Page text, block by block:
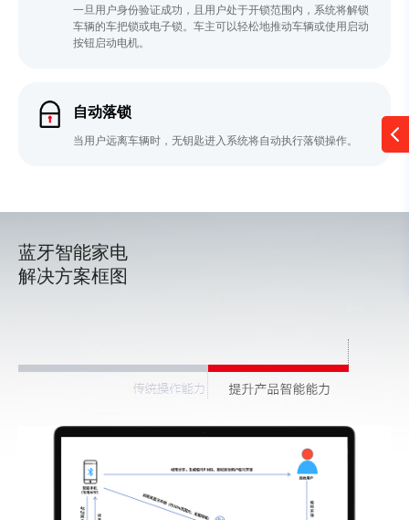
一旦用户身份验证成功，且用户处于开锁范围内，系统将解锁
车辆的车把锁或电子锁。车主可以轻松地推动车辆或使用启动
按钮启动电机。
自动落锁
当用户远离车辆时，无钥匙进入系统将自动执行落锁操作。
蓝牙智能家电
解决方案框图